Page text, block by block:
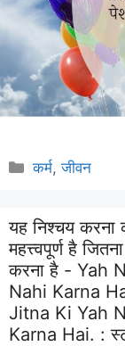
Categories
कर्म,जीवन
यह निश्चय करना
महत्त्वपूर्ण है
करना है - Yah
Nahi Karna
Jitna Ki Yah
Karna Hai. :